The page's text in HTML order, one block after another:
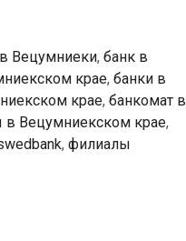
Вецумниеки, банк в
крае, банки в
крае, банкомат в
в Вецумниекском крае,
, филиалы